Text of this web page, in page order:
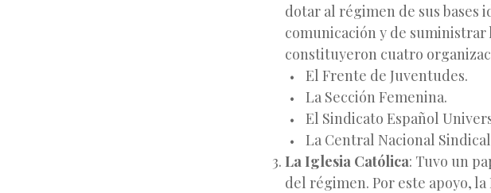
dotar al régimen de sus bases
comunicación y de suministrar
constituyeron cuatro
El Frente de Juventudes.
La Sección Femenina.
El Sindicato Español
La Central Nacional
La Iglesia Católica: Tuvo un
del régimen. Por este apoyo,